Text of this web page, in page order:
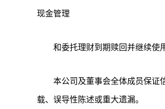
现金管理
和委托理财到期赎回并继续使
本公司及董事会全体成员保证
载、误导性陈述或重大遗漏。